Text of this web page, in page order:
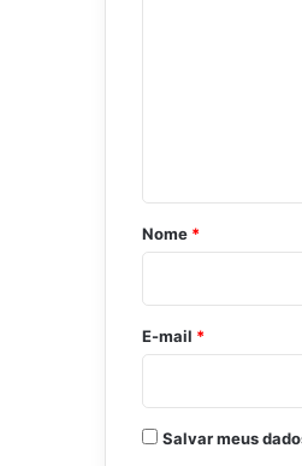
r
o
*
Nome *
E-mail *
Salvar meus